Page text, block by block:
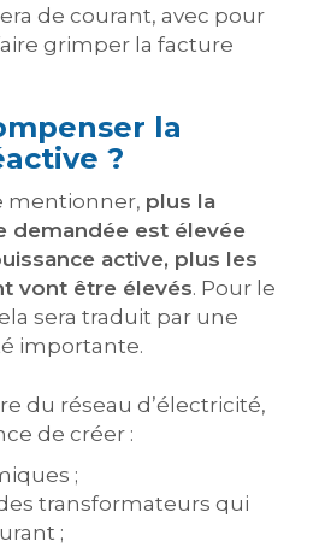
de courant, avec pour
grimper la facture
la
?
mentionner, plus la
demandée est élevée
active, plus les
vont être élevés. Pour le
sera traduit par une
importante.
du réseau d’électricité,
de créer :
;
transformateurs qui
;